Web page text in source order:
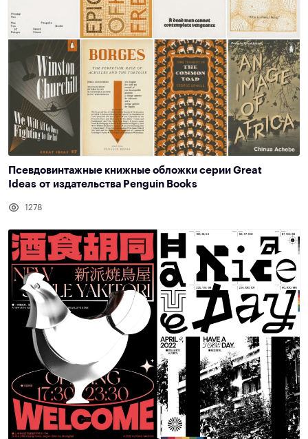
Псевдовинтажные книжные обложки серии Great
Ideas от издательства Penguin Books
1278